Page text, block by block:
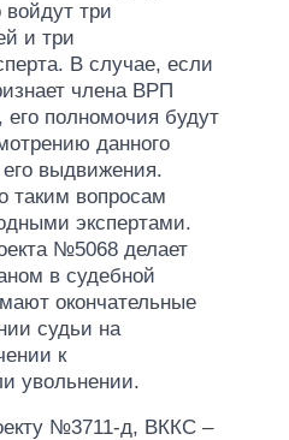
войдут три
и три
В случае, если
члена ВРП
полномочия будут
данного
выдвижения.
таким вопросам
экспертами.
№5068 делает
в судебной
окончательные
судьи на
к
увольнении.
№3711-д, ВККС –